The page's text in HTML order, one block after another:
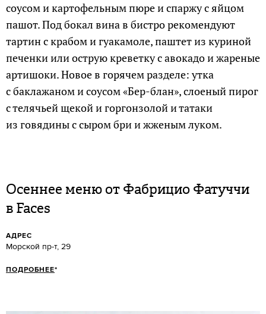
соусом и картофельным пюре и спаржу с яйцом
пашот. Под бокал вина в бистро рекомендуют
тартин с крабом и гуакамоле, паштет из куриной
печенки или острую креветку с авокадо и жареные
артишоки. Новое в горячем разделе: утка
с баклажаном и соусом «Бер-блан», слоеный пирог
с телячьей щекой и горгонзолой и татаки
из говядины с сыром бри и жженым луком.
Осеннее меню от Фабрицио Фатуччи
в Faces
АДРЕС
Морской пр-т, 29
ПОДРОБНЕЕ*